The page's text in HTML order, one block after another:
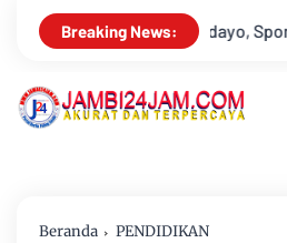
Breaking News:
Raih Juara 2 Drs Sabar
Beranda PENDIDIKAN